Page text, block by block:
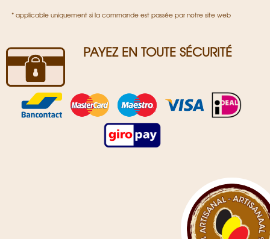
* applicable uniquement si la commande est passée par notre site web
PAYEZ EN TOUTE SÉCURITÉ